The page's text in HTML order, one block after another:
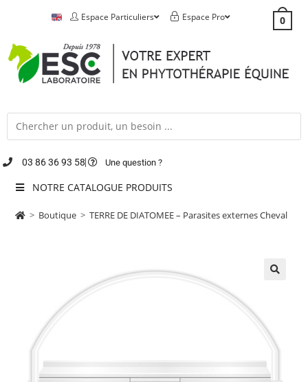
Espace Particuliers Espace Pro 0
03 86 36 93 58 Une question ?
NOTRE CATALOGUE PRODUITS
> Boutique > TERRE DE DIATOMEE – Parasites externes Cheval